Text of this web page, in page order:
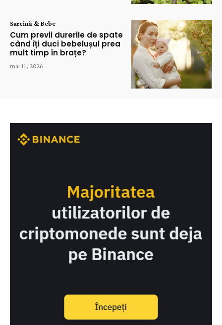
Sarcină & Bebe
Cum previi durerile de spate
când îți duci bebelușul prea
mult timp în brațe?
mai 11, 2026